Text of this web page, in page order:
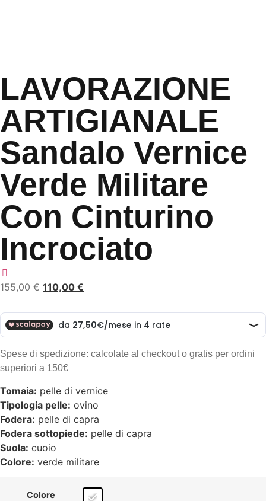
LAVORAZIONE
ARTIGIANALE
Sandalo Vernice
Verde Militare
Con Cinturino
Incrociato
155,00€ 110,00 €
Spese di spedizione: calcolate al checkout o gratis per ordini
superiori a 150€
Tomaia: pelle di vernice
Tipologia pelle: ovino
Fodera: pelle di capra
Fodera sottopiede: pelle di capra
Suola: cuoio
Colore: verde militare
Colore